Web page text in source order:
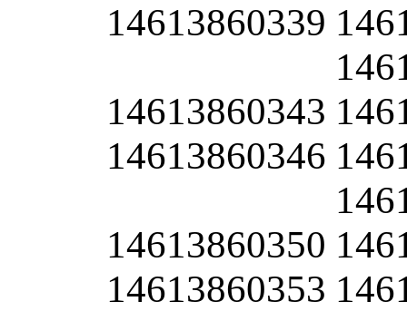
14613860339
14613860343
14613860346
14613860350
14613860353